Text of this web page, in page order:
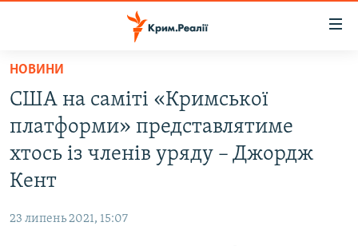
Перейти
основного
матеріалу
до
основної
Перейти
ВОДА.КРИМ
ВІДЕО ТА ФОТО
ПОЛІТИКА
НОВИНИ
США на саміті «Кримської
платформи» представлятиме
хтось із членів уряду – Джордж
Кент
23 липень 2021, 15:07